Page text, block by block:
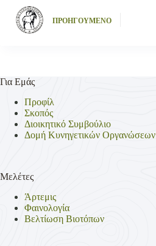
ΠΡΟΗΓΟΥΜΕΝΟ
Για Εμάς
Προφίλ
Σκοπός
Διοικητικό Συμβούλιο
Δομή Κυνηγετικών Οργανώσεων
Μελέτες
Άρτεμις
Φαινολογία
Βελτίωση Βιοτόπων